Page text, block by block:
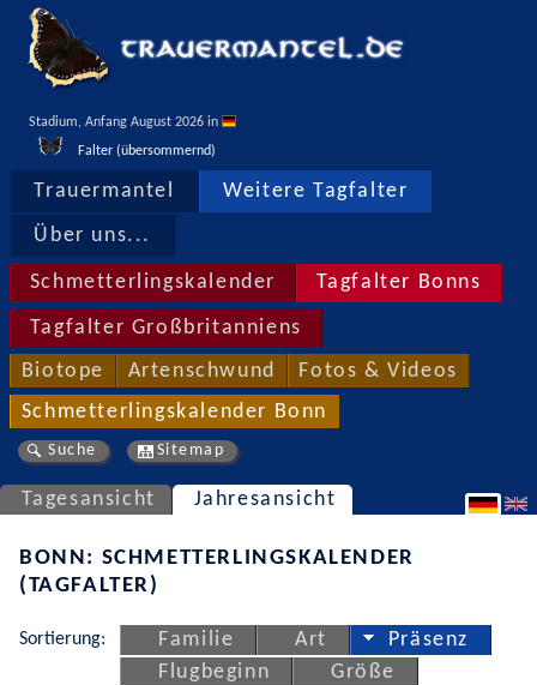
Stadium, Anfang August 2026 in
Falter (übersommernd)
Trauermantel Weitere Tagfalter
Über uns...
Schmetterlingskalender Tagfalter Bonns
Tagfalter Großbritanniens
Biotope Artenschwund Fotos & Videos
Schmetterlingskalender Bonn
Suche Sitemap
Tagesansicht Jahresansicht
BONN: SCHMETTERLINGSKALENDER
(TAGFALTER)
Sortierung: Familie Art
Präsenz
Flugbeginn
Größe